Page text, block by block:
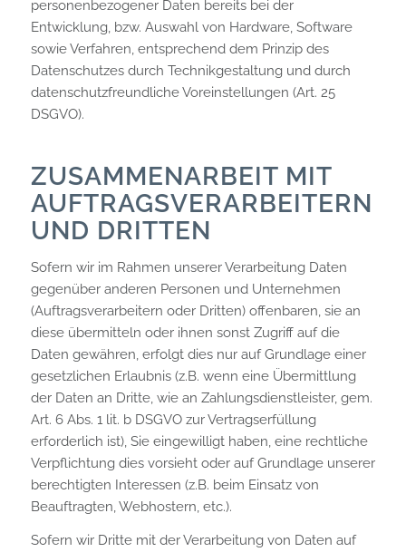
personenbezogener Daten bereits bei der
Entwicklung, bzw. Auswahl von Hardware, Software
sowie Verfahren, entsprechend dem Prinzip des
Datenschutzes durch Technikgestaltung und durch
datenschutzfreundliche Voreinstellungen (Art. 25
DSGVO).
ZUSAMMENARBEIT MIT
AUFTRAGSVERARBEITERN
UND DRITTEN
Sofern wir im Rahmen unserer Verarbeitung Daten
gegenüber anderen Personen und Unternehmen
(Auftragsverarbeitern oder Dritten) offenbaren, sie an
diese übermitteln oder ihnen sonst Zugriff auf die
Daten gewähren, erfolgt dies nur auf Grundlage einer
gesetzlichen Erlaubnis (z.B. wenn eine Übermittlung
der Daten an Dritte, wie an Zahlungsdienstleister, gem.
Art. 6 Abs. 1 lit. b DSGVO zur Vertragserfüllung
erforderlich ist), Sie eingewilligt haben, eine rechtliche
Verpflichtung dies vorsieht oder auf Grundlage unserer
berechtigten Interessen (z.B. beim Einsatz von
Beauftragten, Webhostern, etc.).
Sofern wir Dritte mit der Verarbeitung von Daten auf